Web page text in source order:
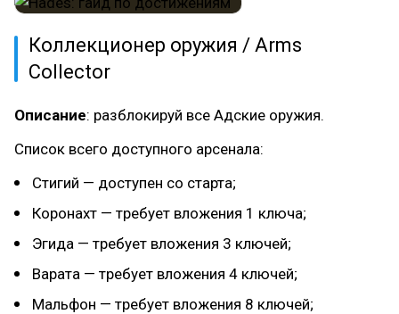
Коллекционер оружия / Arms
Collector
Описание: разблокируй все Адские оружия.
Список всего доступного арсенала:
Стигий — доступен со старта;
Коронахт — требует вложения 1 ключа;
Эгида — требует вложения 3 ключей;
Варата — требует вложения 4 ключей;
Мальфон — требует вложения 8 ключей;